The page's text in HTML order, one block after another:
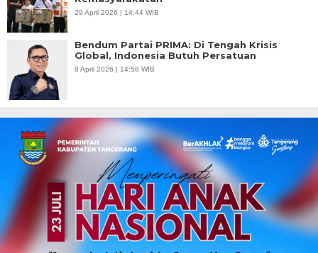
29 April 2026 | 14:44 WIB
Bendum Partai PRIMA: Di Tengah Krisis
Global, Indonesia Butuh Persatuan
8 April 2026 | 14:58 WIB